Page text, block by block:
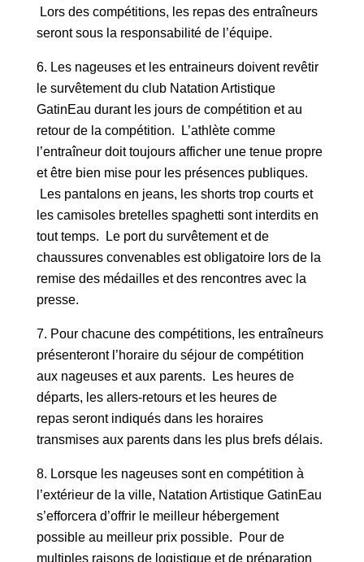
Lors des compétitions, les repas des entraîneurs
seront sous la responsabilité de l’équipe.
Les nageuses et les entraineurs doivent revêtir
le survêtement du club Natation Artistique
GatinEau durant les jours de compétition et au
retour de la compétition. L’athlète comme
l’entraîneur doit toujours afficher une tenue propre
et être bien mise pour les présences publiques.
Les pantalons en jeans, les shorts trop courts et
les camisoles bretelles spaghetti sont interdits en
tout temps. Le port du survêtement et de
chaussures convenables est obligatoire lors de la
remise des médailles et des rencontres avec la
presse.
Pour chacune des compétitions, les entraîneurs
présenteront l’horaire du séjour de compétition
aux nageuses et aux parents. Les heures de
départs, les allers-retours et les heures de
repas seront indiqués dans les horaires
transmises aux parents dans les plus brefs délais.
Lorsque les nageuses sont en compétition à
l’extérieur de la ville, Natation Artistique GatinEau
s’efforcera d’offrir le meilleur hébergement
possible au meilleur prix possible. Pour de
multiples raisons de logistique et de préparation